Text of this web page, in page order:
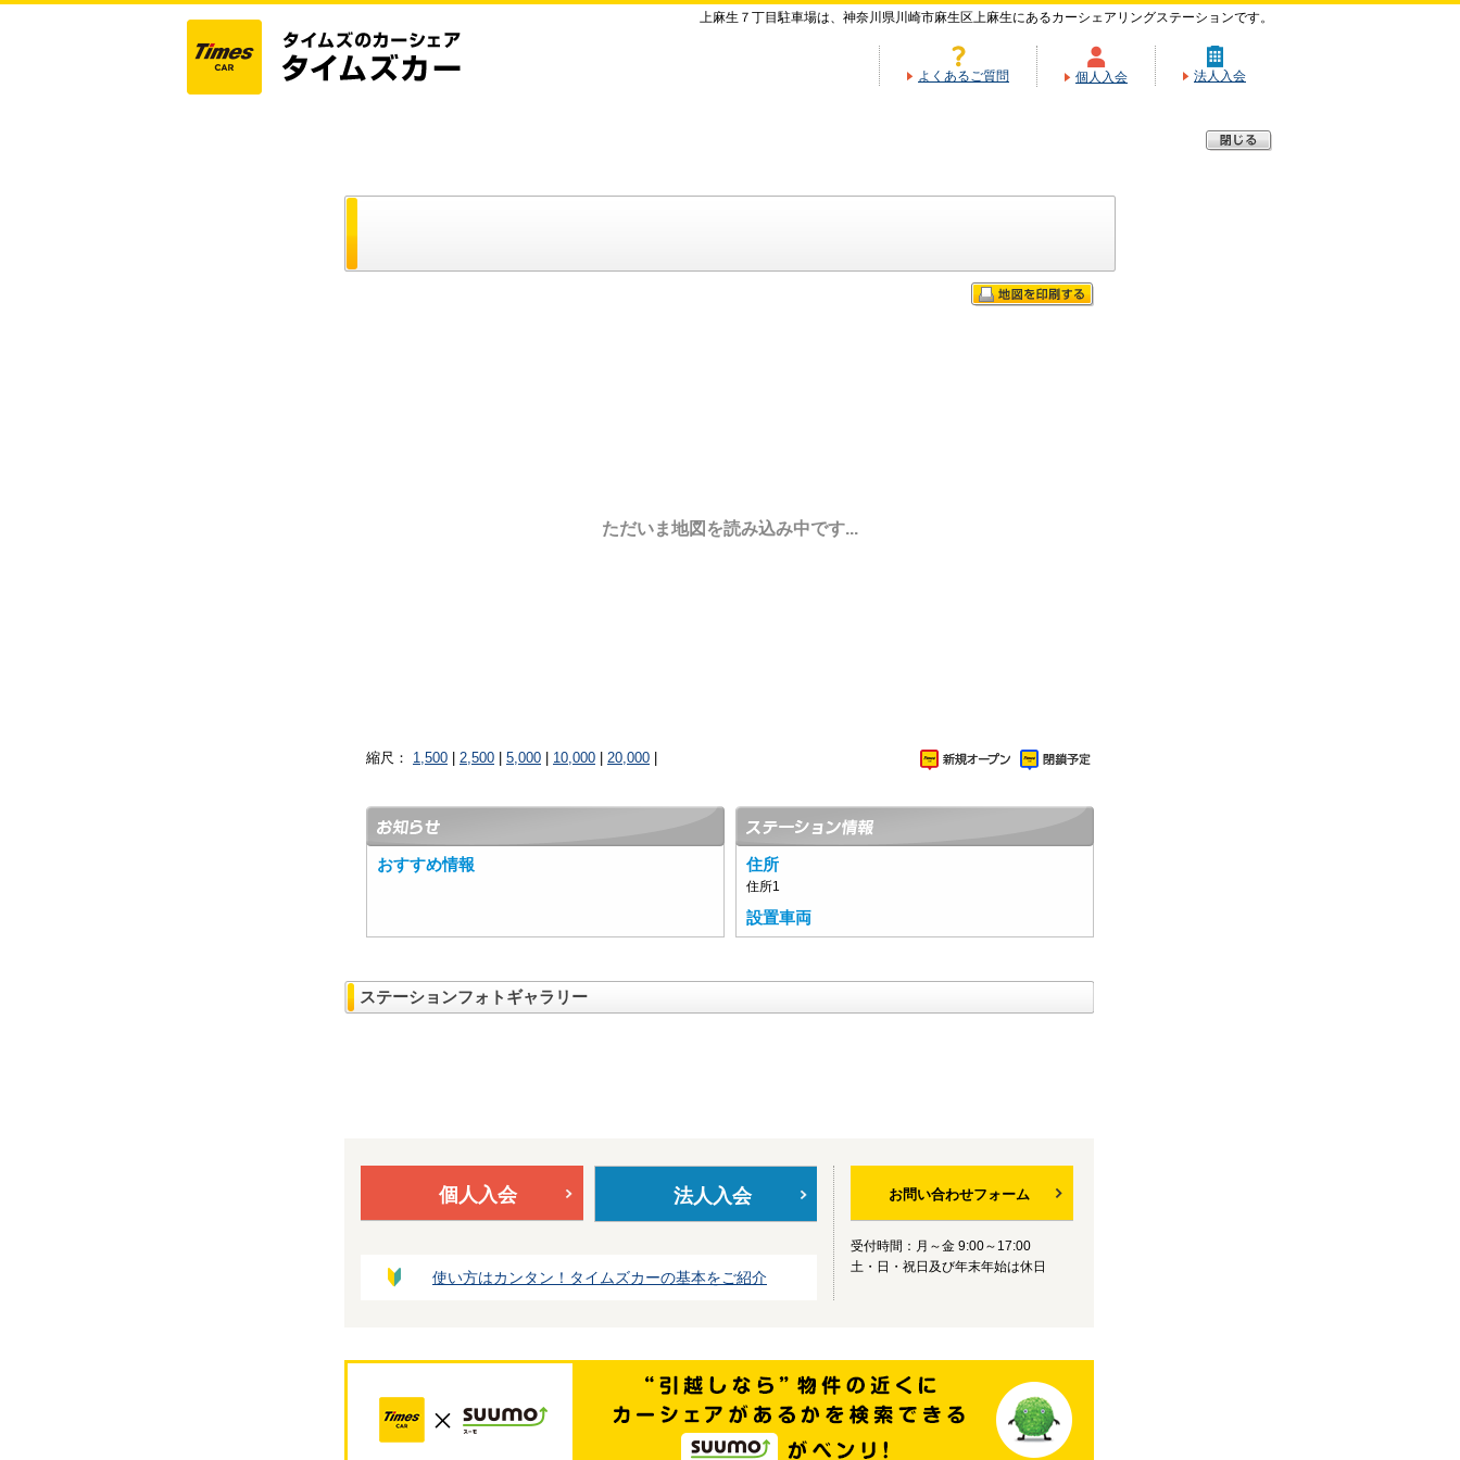
上麻生７丁目駐車場は、神奈川県川崎市麻生区上麻生にあるカーシェアリングステーションです。
よくあるご質問 個人入会 法人入会
ただいま地図を読み込み中です...
縮尺： 1,500 2,500 5,000 10,000 20,000
おすすめ情報 住所
住所1
設置車両
ステーションフォトギャラリー
個人入会 法人入会
使い方はカンタン！タイムズカーの基本をご紹介
お問い合わせフォーム
受付時間：月～金 9:00～17:00
土・日・祝日及び年末年始は休日